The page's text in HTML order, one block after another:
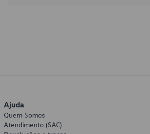
Ajuda
Quem Somos
Atendimento (SAC)